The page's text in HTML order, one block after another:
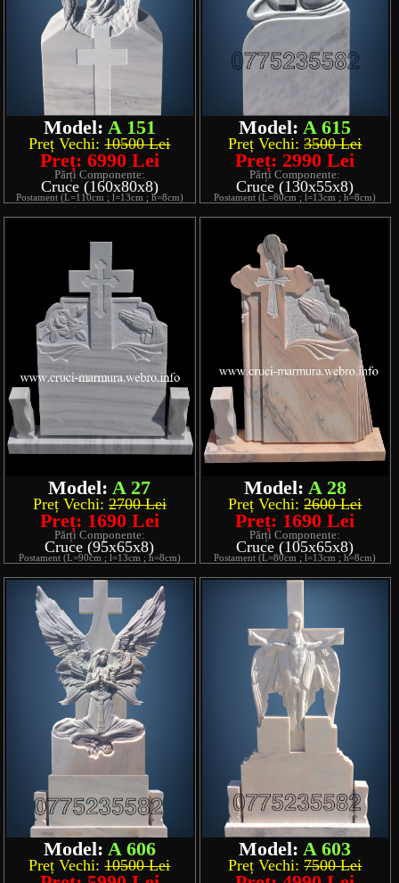
Model: A 151
Preț Vechi:10500 Lei
Preț: 6990 Lei
Părți Componente:
Cruce (160x80x8)
Postament (L=110cm ; l=13cm ; h=8cm)
Model: A 615
Preț Vechi:3500 Lei
Preț: 2990 Lei
Părți Componente:
Cruce (130x55x8)
Postament (L=80cm ; l=13cm ; h=8cm)
Model: A 27
Preț Vechi: 2700 Lei
Preț: 1690 Lei
Părți Componente:
Cruce (95x65x8)
Postament (L=90cm ; l=13cm ; h=8cm)
Model: A 28
Preț Vechi:2600 Lei
Preț: 1690 Lei
Părți Componente:
Cruce (105x65x8)
Postament (L=80cm ; l=13cm ; h=8cm)
Model: A 606
Preț Vechi:10500 Lei
Model: A 603
Preț Vechi:7500 Lei